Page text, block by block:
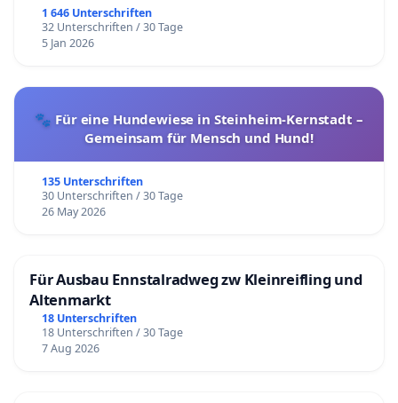
1 646 Unterschriften
32 Unterschriften / 30 Tage
5 Jan 2026
🐾 Für eine Hundewiese in Steinheim-Kernstadt –
Gemeinsam für Mensch und Hund!
135 Unterschriften
30 Unterschriften / 30 Tage
26 May 2026
Für Ausbau Ennstalradweg zw Kleinreifling und
Altenmarkt
18 Unterschriften
18 Unterschriften / 30 Tage
7 Aug 2026